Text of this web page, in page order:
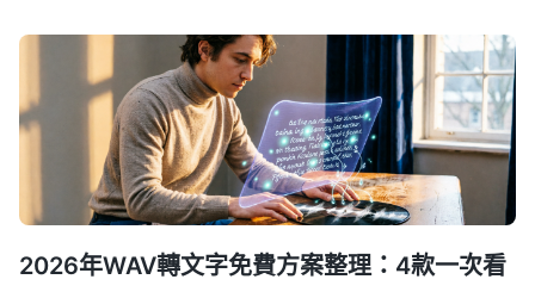
2026年WAV轉文字免費方案整理：4款一次看